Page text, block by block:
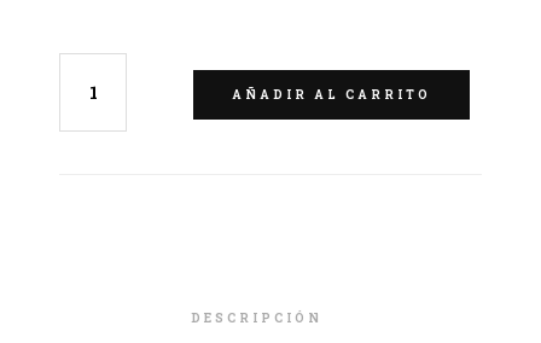
AÑADIR AL CARRITO
DESCRIPCIÓN